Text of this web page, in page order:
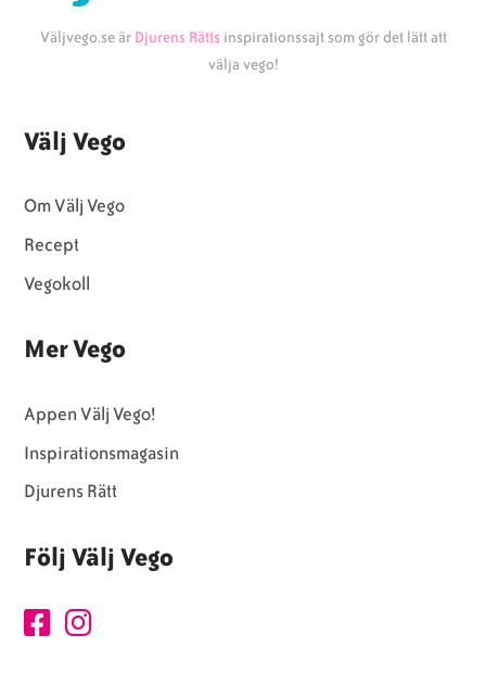
Väljvego.se är Djurens Rätts inspirationssajt som gör det lätt att
välja vego!
Välj Vego
Om Välj Vego
Recept
Vegokoll
Mer Vego
Appen Välj Vego!
Inspirationsmagasin
Djurens Rätt
Följ Välj Vego